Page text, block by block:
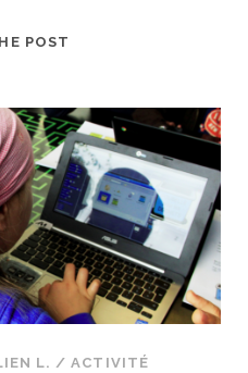
POST
POUR
DES
ANIMATEURS
FABLAB
VACATAIRES
L. /ACTIVITÉ